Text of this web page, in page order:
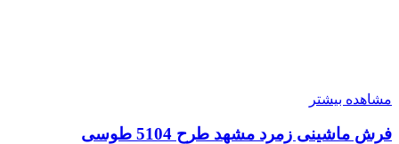
مشاهده بیشتر
فرش ماشینی زمرد مشهد طرح 5104 طوسی